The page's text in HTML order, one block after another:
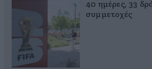
40 ημέρες, 33
συμμετοχές